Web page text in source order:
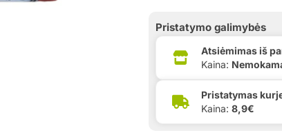
Pristatymo galimybės
Atsiėmimas iš
Kaina:
Pristatymas
Kaina: 8,9€